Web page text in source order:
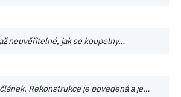
neuvěřitelné, jak se koupelny…
Rekonstrukce je povedená a je…